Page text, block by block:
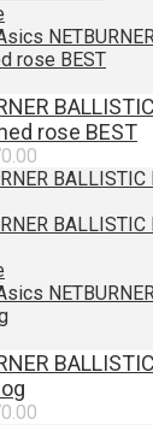
rose BEST
rose BEST